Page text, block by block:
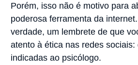
Porém, isso não é motivo para
poderosa ferramenta da
verdade, um lembrete de que
atento à ética nas redes
indicadas ao psicólogo.